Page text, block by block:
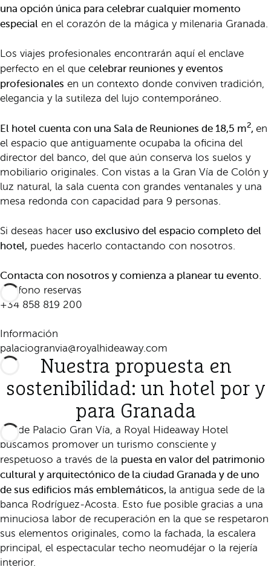
una opción única para celebrar cualquier momento
especial en el corazón de la mágica y milenaria Granada.
Los viajes profesionales encontrarán aquí el enclave
perfecto en el que celebrar reuniones y eventos
profesionales en un contexto donde conviven tradición,
elegancia y la sutileza del lujo contemporáneo.
El hotel cuenta con una Sala de Reuniones de 18,5 m2, en
el espacio que antiguamente ocupaba la oficina del
director del banco, del que aún conserva los suelos y
mobiliario originales. Con vistas a la Gran Vía de Colón y
luz natural, la sala cuenta con grandes ventanales y una
mesa redonda con capacidad para 9 personas.
Si deseas hacer uso exclusivo del espacio completo del
hotel, puedes hacerlo contactando con nosotros.
Contacta con nosotros y comienza a planear tu evento.
Teléfono reservas
+34 858 819 200
Información
palaciogranvia@royalhideaway.com
Nuestra propuesta en
sostenibilidad: un hotel por y
para Granada
Desde Palacio Gran Vía, a Royal Hideaway Hotel
buscamos promover un turismo consciente y
respetuoso a través de la puesta en valor del patrimonio
cultural y arquitectónico de la ciudad Granada y de uno
de sus edificios más emblemáticos, la antigua sede de la
banca Rodríguez-Acosta. Esto fue posible gracias a una
minuciosa labor de recuperación en la que se respetaron
sus elementos originales, como la fachada, la escalera
principal, el espectacular techo neomudéjar o la rejería
interior.